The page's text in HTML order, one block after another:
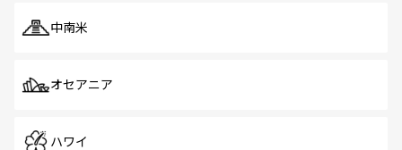
中南米
オセアニア
ハワイ